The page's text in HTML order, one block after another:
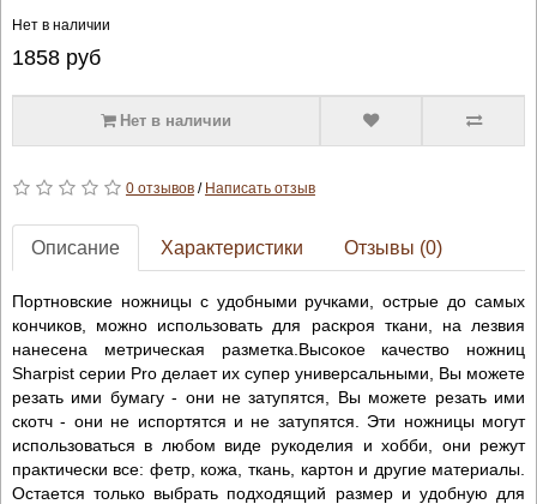
Нет в наличии
1858руб
Нет в наличии
0 отзывов/ Написать отзыв
Описание Характеристики Отзывы (0)
Портновские ножницы с удобными ручками, острые до самых
кончиков, можно использовать для раскроя ткани, на лезвия
нанесена метрическая разметка.Высокое качество ножниц
Sharpist серии Pro делает их супер универсальными, Вы можете
резать ими бумагу - они не затупятся, Вы можете резать ими
скотч - они не испортятся и не затупятся. Эти ножницы могут
использоваться в любом виде рукоделия и хобби, они режут
практически все: фетр, кожа, ткань, картон и другие материалы.
Остается только выбрать подходящий размер и удобную для